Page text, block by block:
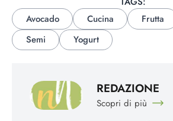
Avocado
Cucina Frutta
Semi
Yogurt
REDAZIONE
Scopri di più